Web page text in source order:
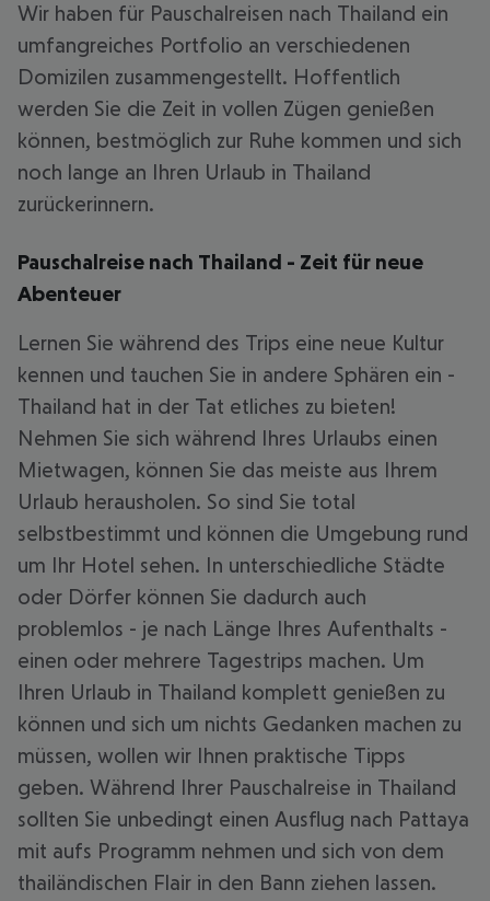
Wir haben für Pauschalreisen nach Thailand ein
umfangreiches Portfolio an verschiedenen
Domizilen zusammengestellt. Hoffentlich
werden Sie die Zeit in vollen Zügen genießen
können, bestmöglich zur Ruhe kommen und sich
noch lange an Ihren Urlaub in Thailand
zurückerinnern.
Pauschalreise nach Thailand - Zeit für neue
Abenteuer
Lernen Sie während des Trips eine neue Kultur
kennen und tauchen Sie in andere Sphären ein -
Thailand hat in der Tat etliches zu bieten!
Nehmen Sie sich während Ihres Urlaubs einen
Mietwagen, können Sie das meiste aus Ihrem
Urlaub herausholen. So sind Sie total
selbstbestimmt und können die Umgebung rund
um Ihr Hotel sehen. In unterschiedliche Städte
oder Dörfer können Sie dadurch auch
problemlos - je nach Länge Ihres Aufenthalts -
einen oder mehrere Tagestrips machen. Um
Ihren Urlaub in Thailand komplett genießen zu
können und sich um nichts Gedanken machen zu
müssen, wollen wir Ihnen praktische Tipps
geben. Während Ihrer Pauschalreise in Thailand
sollten Sie unbedingt einen Ausflug nach Pattaya
mit aufs Programm nehmen und sich von dem
thailändischen Flair in den Bann ziehen lassen.